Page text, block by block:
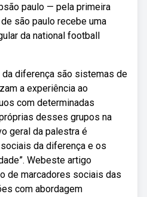
paulo — pela primeira
são paulo recebe uma
da national football
diferença são sistemas de
a experiência ao
com determinadas
desses grupos na
geral da palestra é
da diferença e os
Webeste artigo
de marcadores sociais das
com abordagem